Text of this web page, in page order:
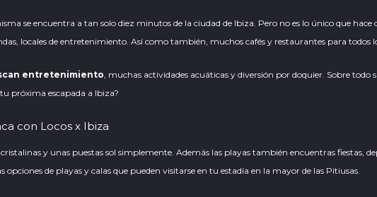
se encuentra a tan solo diez minutos de la ciudad de Ibiza. Pero no es lo único que hace
locales de entretenimiento. Así como también, muchos cafés y restaurantes para todos
entretenimiento, muchas actividades acuáticas y diversión por doquier. Sobre todo
próxima escapada a Ibiza?
con Locos x Ibiza
y unas puestas sol simplemente. Además las playas también encuentras fiestas,
de playas y calas que pueden visitarse en tu estadía en la mayor de las Pitiusas.